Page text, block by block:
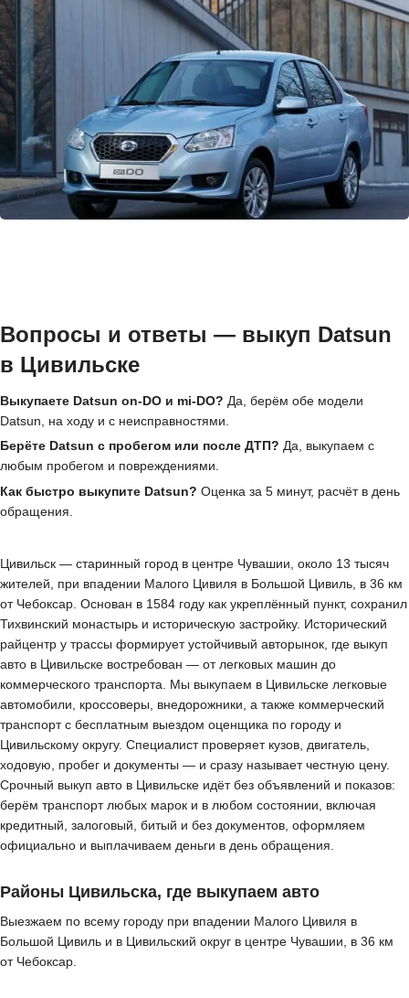
Вопросы и ответы — выкуп Datsun
в Цивильске
Выкупаете Datsun on-DO и mi-DO? Да, берём обе модели
Datsun, на ходу и с неисправностями.
Берёте Datsun с пробегом или после ДТП? Да, выкупаем с
любым пробегом и повреждениями.
Как быстро выкупите Datsun? Оценка за 5 минут, расчёт в день
обращения.
Цивильск — старинный город в центре Чувашии, около 13 тысяч
жителей, при впадении Малого Цивиля в Большой Цивиль, в 36 км
от Чебоксар. Основан в 1584 году как укреплённый пункт, сохранил
Тихвинский монастырь и историческую застройку. Исторический
райцентр у трассы формирует устойчивый авторынок, где выкуп
авто в Цивильске востребован — от легковых машин до
коммерческого транспорта. Мы выкупаем в Цивильске легковые
автомобили, кроссоверы, внедорожники, а также коммерческий
транспорт с бесплатным выездом оценщика по городу и
Цивильскому округу. Специалист проверяет кузов, двигатель,
ходовую, пробег и документы — и сразу называет честную цену.
Срочный выкуп авто в Цивильске идёт без объявлений и показов:
берём транспорт любых марок и в любом состоянии, включая
кредитный, залоговый, битый и без документов, оформляем
официально и выплачиваем деньги в день обращения.
Районы Цивильска, где выкупаем авто
Выезжаем по всему городу при впадении Малого Цивиля в
Большой Цивиль и в Цивильский округ в центре Чувашии, в 36 км
от Чебоксар.